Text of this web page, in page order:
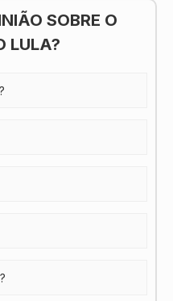
SOBRE O
LULA?